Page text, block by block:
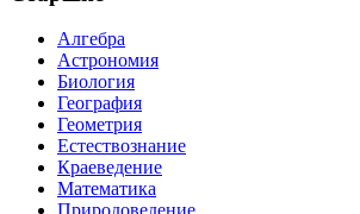
Алгебра
Астрономия
Биология
География
Геометрия
Естествознание
Краеведение
Математика